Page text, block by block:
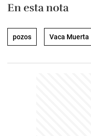
En esta nota
pozos Vaca Muerta